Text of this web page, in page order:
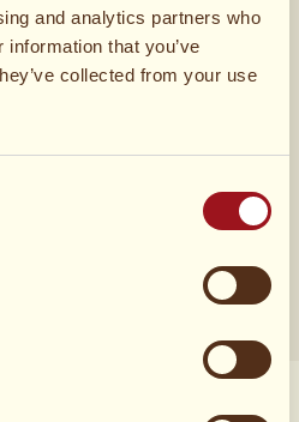
and analytics partners who
that you’ve
collected from your use